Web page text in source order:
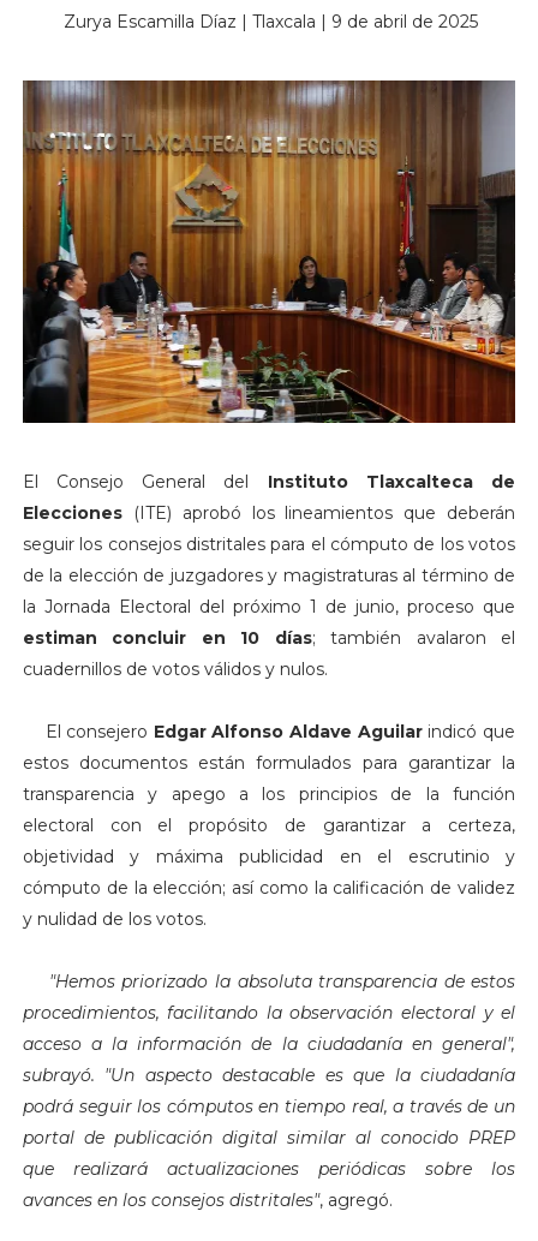
Zurya Escamilla Díaz | Tlaxcala | 9 de abril de 2025
El Consejo General del Instituto Tlaxcalteca de
Elecciones
(ITE) aprobó los lineamientos que deberán
seguir los consejos distritales para el cómputo de los votos
de la elección de juzgadores y magistraturas al término de
la Jornada Electoral del próximo 1 de junio, proceso que
estiman concluir en 10 días; también avalaron el
cuadernillos de votos válidos y nulos.
El consejero Edgar AlfonsoAldave Aguilarindicó que
estos documentos están formulados para garantizar la
transparencia y apego a los principios de la función
electoral con el propósito de garantizar a certeza,
objetividad y máxima publicidad en el escrutinio y
cómputo de la elección; así como la calificación de validez
y nulidad de los votos.
"Hemos priorizado la absoluta transparencia de estos
procedimientos, facilitando la observación electoral y el
acceso a la información de la ciudadanía en general",
subrayó. "Un aspecto destacable es que la ciudadanía
podrá seguir los cómputos en tiempo real, a través de un
portal de publicación digital similar al conocido PREP
que realizará actualizaciones periódicas sobre los
avances en los consejos distritales", agregó.